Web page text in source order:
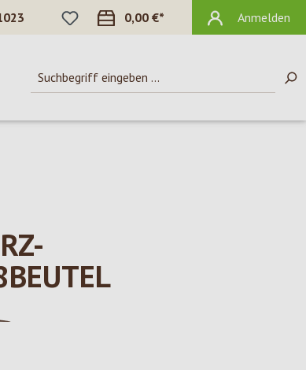
DU HAST 0 PRODUKTE AUF DEM
0,00 €* Anmelden